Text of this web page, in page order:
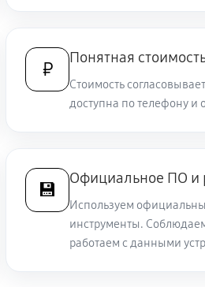
990 руб
500 руб
410 руб
₽
Понятная
Стоимость
доступна по телефону и
💾
Официальное ПО и
Используем
инструменты.
работаем с данными